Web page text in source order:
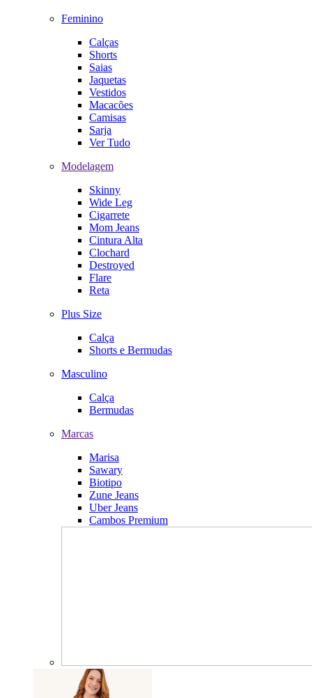
Feminino
Calças
Shorts
Saias
Jaquetas
Vestidos
Macacões
Camisas
Sarja
Ver Tudo
Modelagem
Skinny
Wide Leg
Cigarrete
Mom Jeans
Cintura Alta
Clochard
Destroyed
Flare
Reta
Plus Size
Calça
Shorts e Bermudas
Masculino
Calça
Bermudas
Marcas
Marisa
Sawary
Biotipo
Zune Jeans
Uber Jeans
Cambos Premium